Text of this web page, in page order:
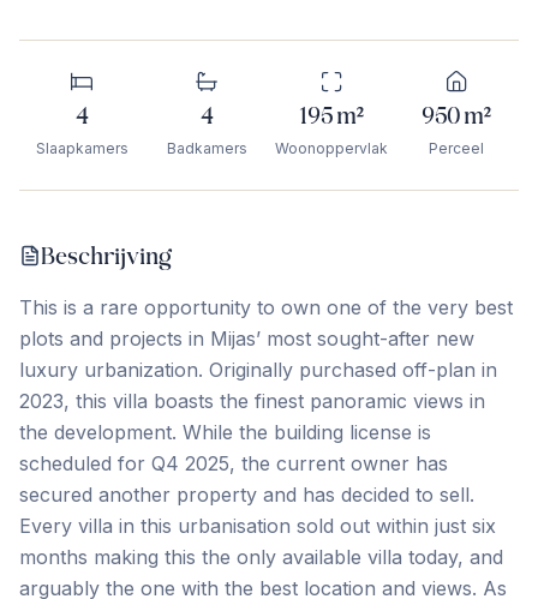
4
Slaapkamers
4
Badkamers
195m²
Woonoppervlak
950m²
Perceel
Beschrijving
This is a rare opportunity to own one of the very best
plots and projects in Mijas’ most sought-after new
luxury urbanization. Originally purchased off-plan in
2023, this villa boasts the finest panoramic views in
the development. While the building license is
scheduled for Q4 2025, the current owner has
secured another property and has decided to sell.
Every villa in this urbanisation sold out within just six
months making this the only available villa today, and
arguably the one with the best location and views. As